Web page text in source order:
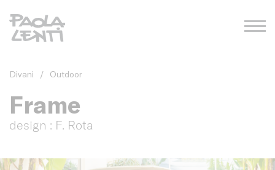
Divani / Outdoor
Frame
design : F. Rota